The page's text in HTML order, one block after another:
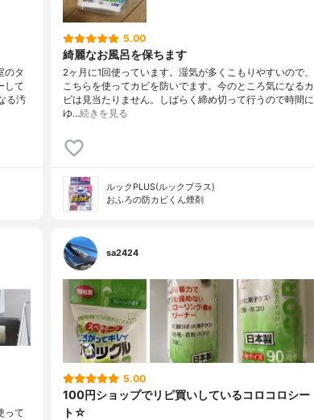
のタ
して
る汚
5.00
綺麗なお風呂を保ちます
2ヶ月に1回使っています。湿気が多くこもりやすいので、
こちらを使ってカビを防いでます。今のところ気になるカ
ビは見当たりません。しばらく締め切って行うので時間に
ゆ…続きを見る
ルックPLUS(ルックプラス)
おふろの防カビくん煙剤
って
sa2424
5.00
100円ショップでリピ買いしているコロコロシー
ト☆